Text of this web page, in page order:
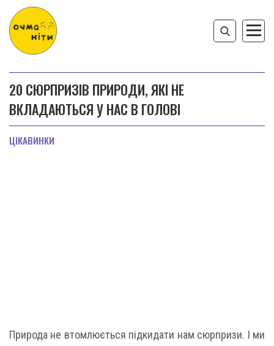
20 СЮРПРИЗІВ ПРИРОДИ, ЯКІ НЕ
ВКЛАДАЮТЬСЯ У НАС В ГОЛОВІ
ЦІКАВИНКИ
Природа не втомлюється підкидати нам сюрпризи. І ми